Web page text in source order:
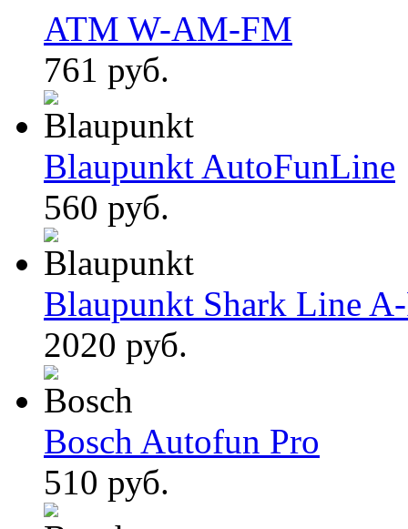
ATM W-AM-FM
761 руб.
Blaupunkt AutoFunLine
560 руб.
Blaupunkt Shark Line
2020 руб.
Bosch Autofun Pro
510 руб.